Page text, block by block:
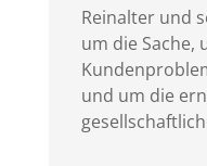
Reinalter und
um die Sache,
und um die